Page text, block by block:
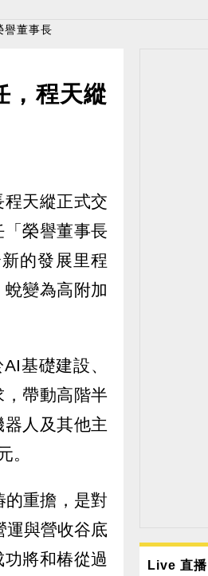
譽董事長
，程天縱
天縱正式交
榮譽董事長
的發展里程
變為高附加
基礎建設、
帶動高階半
人及其他主
。
重擔，是對
運與營收谷底
將和椿從過
Live 直播